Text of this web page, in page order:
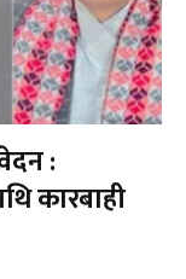
:
कारबाही